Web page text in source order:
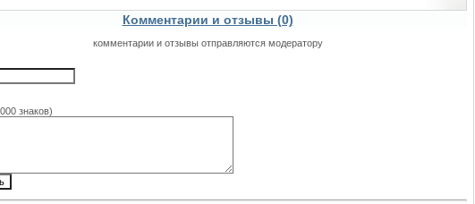
Комментарии и отзывы (0)
комментарии и отзывы отправляются модератору
знаков)